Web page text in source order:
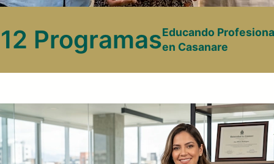
ProgramasEducando
en Casanare